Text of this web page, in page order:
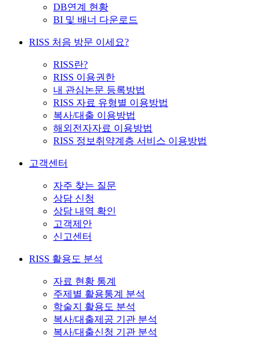
DB연계 현황
BI 및 배너 다운로드
RISS 처음 방문 이세요?
RISS란?
RISS 이용권한
내 관심논문 등록방법
RISS 자료 유형별 이용방법
복사/대출 이용방법
해외전자자료 이용방법
RISS 정보취약계층 서비스 이용방법
고객센터
자주 찾는 질문
상담 신청
상담 내역 확인
고객제안
신고센터
RISS 활용도 분석
자료 현황 통계
주제별 활용통계 분석
학술지 활용도 분석
복사/대출제공 기관 분석
복사/대출신청 기관 분석